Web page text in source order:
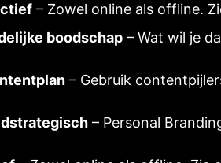
– Zowel online als offline.
boodschap – Wat wil je
– Gebruik
– Personal